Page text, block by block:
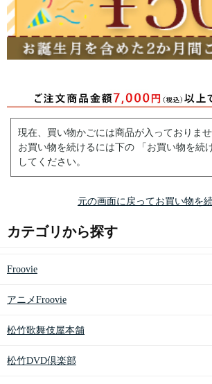
現在、買い物かごには商品が入っておりませ
お買い物を続けるには下の 「お買い物を続
してください。
元の画面に戻ってお買い物を
カテゴリから探す
Froovie
アニメFroovie
松竹歌舞伎屋本舗
松竹DVD倶楽部